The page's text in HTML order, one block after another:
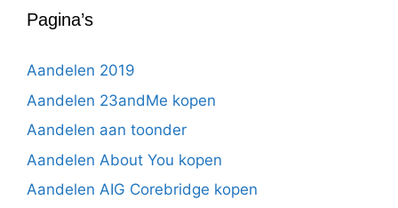
Pagina’s
Aandelen 2019
Aandelen 23andMe kopen
Aandelen aan toonder
Aandelen About You kopen
Aandelen AIG Corebridge kopen